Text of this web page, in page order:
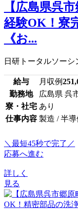
【広島県呉
経験OK！寮
《お...
日研トータルソーシ
給与 月収例
勤務地
広島県 呉
寮・社宅 あり
仕事内容 製造 / 半
＼最短45秒で完了／
応募へ進む
詳しく
見る